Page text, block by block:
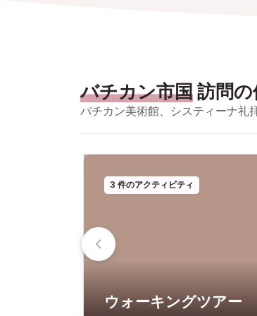
バチカン市国訪問
バチカン美術館、システィーナ礼
3 件のアクティビティ
ウォーキングツアー